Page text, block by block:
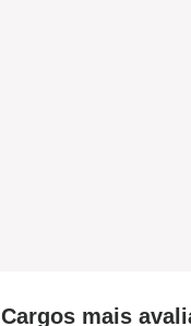
Cargos mais